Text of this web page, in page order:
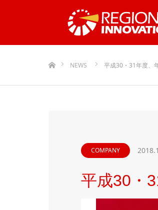
NEWS
平成30・31年度、
COMPANY
平成30・